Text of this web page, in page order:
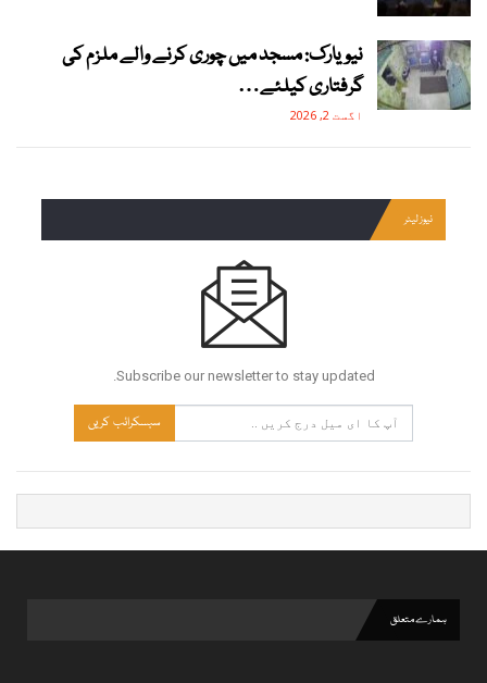
نیویارک: مسجد میں چوری کرنے والے ملزم کی
گرفتاری کیلئے…
اگست 2, 2026
نیوز لیٹر
Subscribe our newsletter to stay updated.
سبسکرائب کریں
ہمارے متعلق